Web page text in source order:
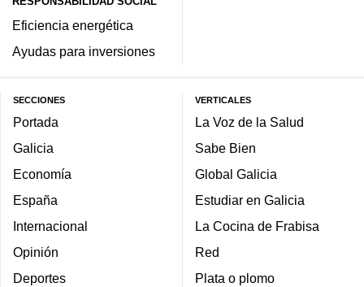
Eficiencia energética
Ayudas para inversiones
SECCIONES
Portada
Galicia
Economía
España
Internacional
Opinión
Deportes
VERTICALES
La Voz de la Salud
Sabe Bien
Global Galicia
Estudiar en Galicia
La Cocina de Frabisa
Red
Plata o plomo